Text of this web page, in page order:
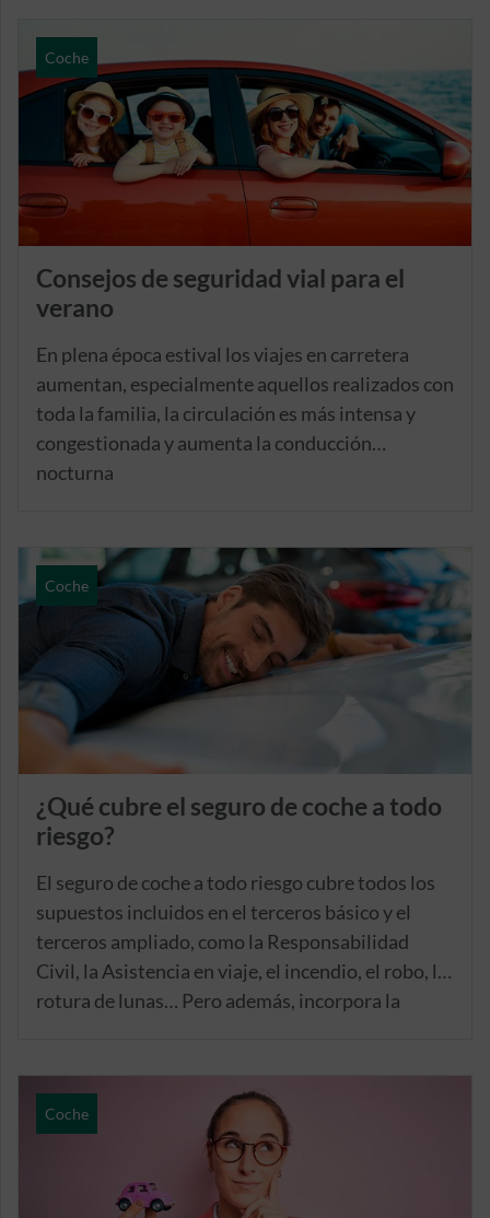
Coche
Consejos de seguridad vial para el
verano
En plena época estival los viajes en carretera
aumentan, especialmente aquellos realizados con
toda la familia, la circulación es más intensa y
congestionada y aumenta la conducción
nocturna
Coche
¿Qué cubre el seguro de coche a todo
riesgo?
El seguro de coche a todo riesgo cubre todos los
supuestos incluidos en el terceros básico y el
terceros ampliado, como la Responsabilidad
Civil, la Asistencia en viaje, el incendio, el robo, la
rotura de lunas… Pero además, incorpora la
Coche